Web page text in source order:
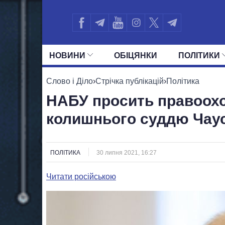
НОВИНИ ОБIЦЯНКИ ПОЛIТИКИ
УСІ ПОЛІТИКИ ПРЕЗИДЕНТ І ОФІС
Слово і Діло›Стрічка публікацій›Політика
НАБУ просить
колишнього суддю
ПОЛІТИКА 30 липня 2021, 16:27
Читати російською